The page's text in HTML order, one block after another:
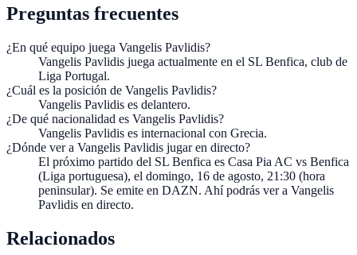
Preguntas frecuentes
¿En qué equipo juega Vangelis Pavlidis?
Vangelis Pavlidis juega actualmente en el SL Benfica, club de
Liga Portugal.
¿Cuál es la posición de Vangelis Pavlidis?
Vangelis Pavlidis es delantero.
¿De qué nacionalidad es Vangelis Pavlidis?
Vangelis Pavlidis es internacional con Grecia.
¿Dónde ver a Vangelis Pavlidis jugar en directo?
El próximo partido del SL Benfica es Casa Pia AC vs Benfica
(Liga portuguesa), el domingo, 16 de agosto, 21:30 (hora
peninsular). Se emite en DAZN. Ahí podrás ver a Vangelis
Pavlidis en directo.
Relacionados